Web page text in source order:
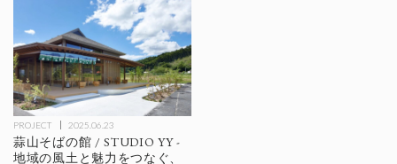
PROJECT 2025.06.23
蒜山そばの館 / STUDIO YY -
地域の風土と魅力をつなぐ、